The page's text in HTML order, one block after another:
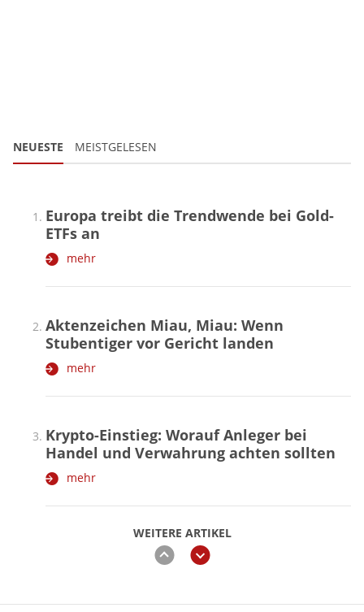
NEUESTE MEISTGELESEN
WEITERE ARTIKEL
zurückweiter
Europa treibt die Trendwende bei Gold-
ETFs an
mehr
Aktenzeichen Miau, Miau: Wenn
Stubentiger vor Gericht landen
mehr
Krypto-Einstieg: Worauf Anleger bei
Handel und Verwahrung achten sollten
mehr